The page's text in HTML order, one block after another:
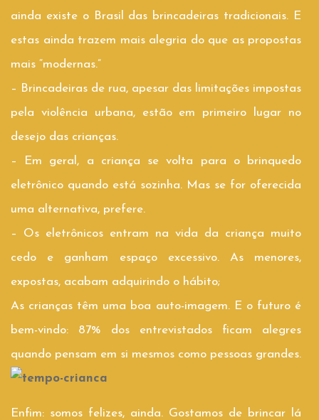
ainda existe o Brasil das brincadeiras tradicionais. E
estas ainda trazem mais alegria do que as propostas
mais “modernas.”
– Brincadeiras de rua, apesar das limitações impostas
pela violência urbana, estão em primeiro lugar no
desejo das crianças.
– Em geral, a criança se volta para o brinquedo
eletrônico quando está sozinha. Mas se for oferecida
uma alternativa, prefere.
– Os eletrônicos entram na vida da criança muito
cedo e ganham espaço excessivo. As menores,
expostas, acabam adquirindo o hábito;
As crianças têm uma boa auto-imagem. E o futuro é
bem-vindo: 87% dos entrevistados ficam alegres
quando pensam em si mesmos como pessoas grandes.
Enfim: somos felizes, ainda. Gostamos de brincar lá